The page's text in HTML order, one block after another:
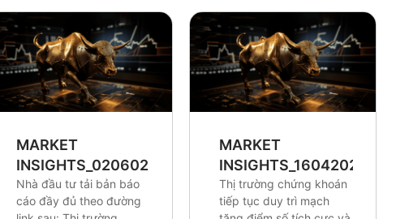
MARKET
INSIGHTS_0206026
Nhà đầu tư tải bản báo
cáo đầy đủ theo đường
MARKET
INSIGHTS_16042026
Thị trường chứng khoán
tiếp tục duy trì mạch